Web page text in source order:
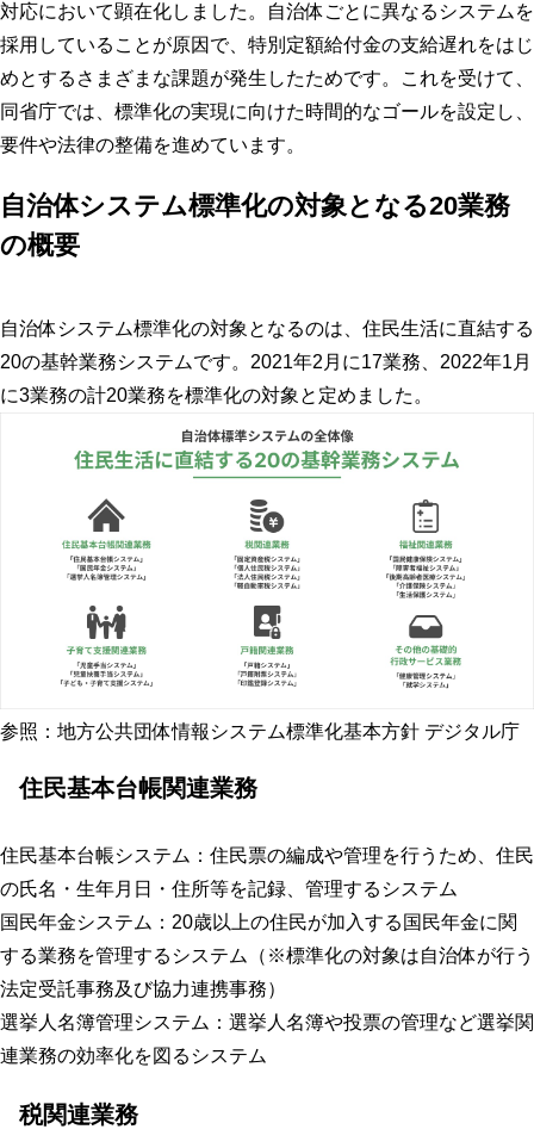
対応において顕在化しました。自治体ごとに異なるシステムを
採用していることが原因で、特別定額給付金の支給遅れをはじ
めとするさまざまな課題が発生したためです。これを受けて、
同省庁では、標準化の実現に向けた時間的なゴールを設定し、
要件や法律の整備を進めています。
自治体システム標準化の対象となる20業務
の概要
自治体システム標準化の対象となるのは、住民生活に直結する
20の基幹業務システムです。2021年2月に17業務、2022年1月
に3業務の計20業務を標準化の対象と定めました。
参照：地方公共団体情報システム標準化基本方針 デジタル庁
住民基本台帳関連業務
住民基本台帳システム ：住民票の編成や管理を行うため、住民
の氏名・生年月日・住所等を記録、管理するシステム
国民年金システム ：20歳以上の住民が加入する国民年金に関
する業務を管理するシステム（※標準化の対象は自治体が行う
法定受託事務及び協力連携事務）
選挙人名簿管理システム ：選挙人名簿や投票の管理など選挙関
連業務の効率化を図るシステム
税関連業務